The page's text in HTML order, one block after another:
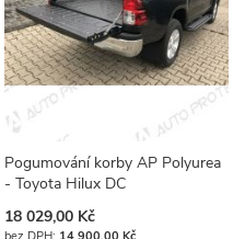
Pogumování korby AP Polyurea
- Toyota Hilux DC
18 029,00 Kč